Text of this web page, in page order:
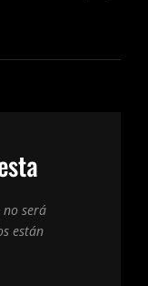
no será
están